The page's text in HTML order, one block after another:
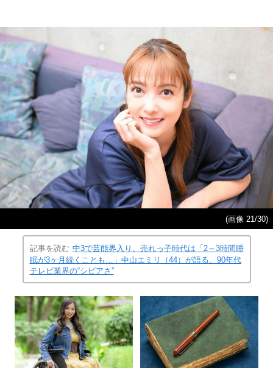
(画像 21/30)
記事を読む 中3で芸能界入り、売れっ子時代は「2～3時間睡
眠が3ヶ月続くことも…」中山エミリ（44）が語る、90年代
テレビ業界の“シビアさ”